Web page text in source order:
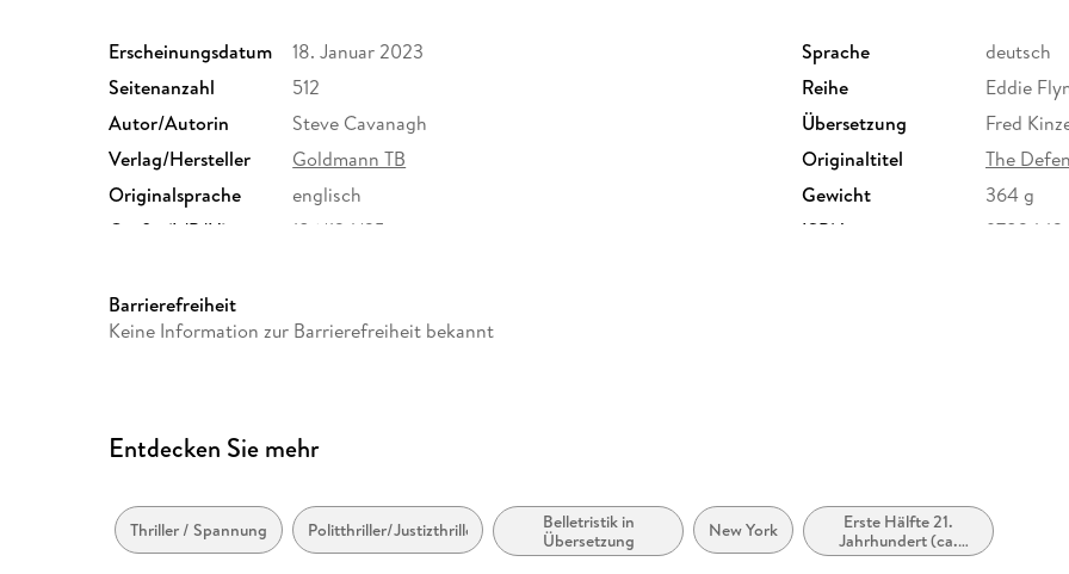
Erscheinungsdatum 18. Januar 2023 Sprache
deutsch
Seitenanzahl
512 Reihe
Eddie
Autor/Autorin
Steve Cavanagh Übersetzung
Fred
Verlag/Hersteller
Goldmann TB Originaltitel
The
Originalsprache
englisch Gewicht
364 g
Größe (L/B/H)
186/124/35 mm ISBN
produktsicherheit@penguinrandomhouse.de
Barrierefreiheit
Keine Information zur Barrierefreiheit bekannt
Entdecken Sie mehr
Thriller / Spannung Politthriller/Justizthriller
Belletristik in
Übersetzung
New York
Erste Hälfte 21.
Jahrhundert (ca.
2000 bis ca. 2050)